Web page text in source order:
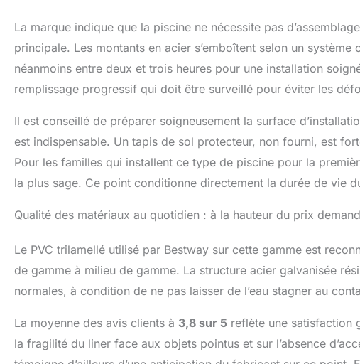
La marque indique que la piscine ne nécessite pas
principale. Les montants en acier s’emboîtent selon un
néanmoins entre deux et trois heures pour une installation
remplissage progressif qui doit être surveillé pour éviter les
Il est conseillé de préparer soigneusement la surface
est indispensable. Un tapis de sol protecteur, non fourni, est
Pour les familles qui installent ce type de piscine pour la
la plus sage. Ce point conditionne directement la durée de vie
Qualité des matériaux au quotidien : à la hauteur du prix
Le PVC trilamellé utilisé par Bestway sur cette gamme est
de gamme à milieu de gamme. La structure acier galvanisée
normales, à condition de ne pas laisser de l’eau stagner au
La moyenne des avis clients à 3,8 sur 5 reflète une satisfaction
la fragilité du liner face aux objets pointus et sur l’absence